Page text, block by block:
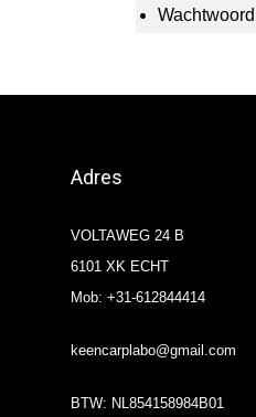
Adres
VOLTAWEG 24 B
6101 XK ECHT
Mob: +31-612844414
keencarplabo@gmail.com
BTW: NL854158984B01